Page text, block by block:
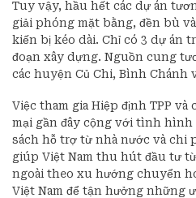
Tuy vậy, hầu hết các dự án
giải phóng mặt bằng, đền bù
kiến bị kéo dài. Chỉ có 3 dự án
đoạn xây dựng. Nguồn cung
các huyện Củ Chi, Bình Chánh
Việc tham gia Hiệp định TPP
mại gần đây cộng với tình
sách hỗ trợ từ nhà nước và chi
giúp Việt Nam thu hút đầu tư
ngoài theo xu hướng chuyển
Việt Nam để tận hưởng những